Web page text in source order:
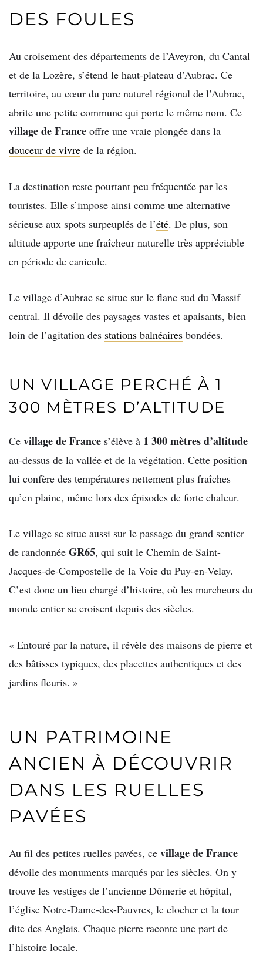
DES FOULES
Au croisement des départements de l’Aveyron, du Cantal
et de la Lozère, s’étend le haut-plateau d’Aubrac. Ce
territoire, au cœur du parc naturel régional de l’Aubrac,
abrite une petite commune qui porte le même nom. Ce
village de France offre une vraie plongée dans la
douceur de vivre de la région.
La destination reste pourtant peu fréquentée par les
touristes. Elle s’impose ainsi comme une alternative
sérieuse aux spots surpeuplés de l’été. De plus, son
altitude apporte une fraîcheur naturelle très appréciable
en période de canicule.
Le village d’Aubrac se situe sur le flanc sud du Massif
central. Il dévoile des paysages vastes et apaisants, bien
loin de l’agitation des stations balnéaires bondées.
UN VILLAGE PERCHÉ À 1
300 MÈTRES D’ALTITUDE
Ce village de France s’élève à 1 300 mètres d’altitude
au-dessus de la vallée et de la végétation. Cette position
lui confère des températures nettement plus fraîches
qu’en plaine, même lors des épisodes de forte chaleur.
Le village se situe aussi sur le passage du grand sentier
de randonnée GR65, qui suit le Chemin de Saint-
Jacques-de-Compostelle de la Voie du Puy-en-Velay.
C’est donc un lieu chargé d’histoire, où les marcheurs du
monde entier se croisent depuis des siècles.
« Entouré par la nature, il révèle des maisons de pierre et
des bâtisses typiques, des placettes authentiques et des
jardins fleuris. »
UN PATRIMOINE
ANCIEN À DÉCOUVRIR
DANS LES RUELLES
PAVÉES
Au fil des petites ruelles pavées, ce village de France
dévoile des monuments marqués par les siècles. On y
trouve les vestiges de l’ancienne Dômerie et hôpital,
l’église Notre-Dame-des-Pauvres, le clocher et la tour
dite des Anglais. Chaque pierre raconte une part de
l’histoire locale.